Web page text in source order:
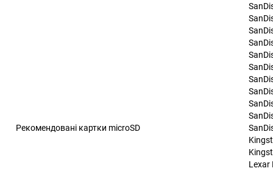
Рекомендовані картки microSD
Lexar